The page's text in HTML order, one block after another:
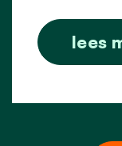
lees